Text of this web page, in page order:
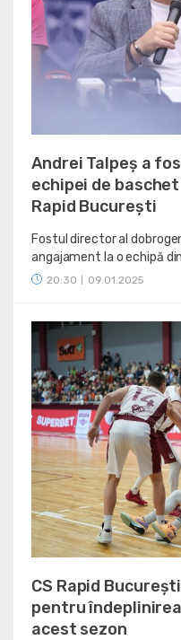
Andrei Talpeș a
echipei de
Rapid București
Fostul director al
angajament la o echipă
20:30 09.01.2025
CS Rapid
pentru
acest sezon